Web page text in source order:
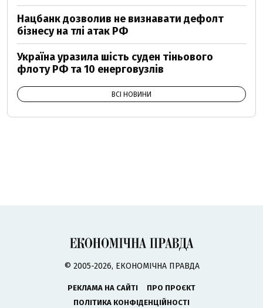
Нацбанк дозволив не визнавати дефолт
бізнесу на тлі атак РФ
Україна уразила шість суден тіньового
флоту РФ та 10 енерговузлів
ВСІ НОВИНИ
© 2005-2026, ЕКОНОМІЧНА ПРАВДА
РЕКЛАМА НА САЙТІ
ПРО ПРОЄКТ
ПОЛІТИКА КОНФІДЕНЦІЙНОСТІ